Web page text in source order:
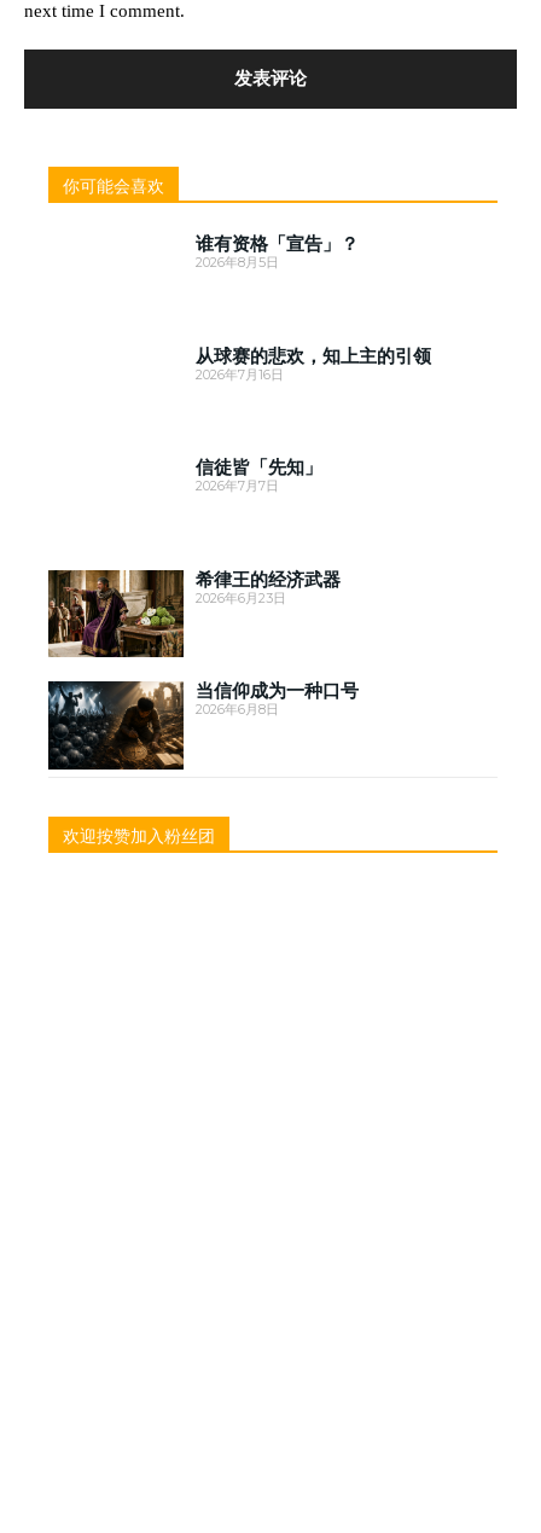
next time I comment.
你可能会喜欢
谁有资格「宣告」？
2026年8月5日
从球赛的悲欢，知上主的引领
2026年7月16日
信徒皆「先知」
2026年7月7日
希律王的经济武器
2026年6月23日
当信仰成为一种口号
2026年6月8日
欢迎按赞加入粉丝团